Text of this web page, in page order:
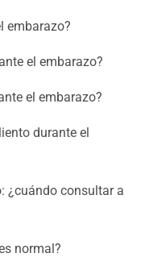
embarazo?
el embarazo?
el embarazo?
durante el
¿cuándo consultar a
normal?